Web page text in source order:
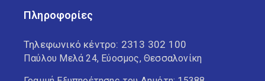
Πληροφορίες
Τηλεφωνικό κέντρο: 2313 302 100
Παύλου Μελά 24, Εύοσμος, Θεσσαλονίκη